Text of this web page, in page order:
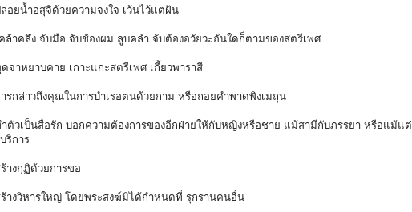
น้ำอสุจิด้วยความจงใจ เว้นไว้แต่ฝัน
คลึง จับมือ จับช้องผม ลูบคลำ จับต้องอวัยวะอันใดก็ตามของสตรีเพศ
หยาบคาย เกาะแกะสตรีเพศ เกี้ยวพาราสี
ล่าวถึงคุณในการบำเรอตนด้วยกาม หรือถอยคำพาดพิงเมถุน
เป็นสื่อรัก บอกความต้องการของอีกฝ่ายให้กับหญิงหรือชาย แม้สามีกับภรรยา หรือแม้แต่
ริการ
กุฏิด้วยการขอ
วิหารใหญ่ โดยพระสงฆ์มิได้กำหนดที่ รุกรานคนอื่น